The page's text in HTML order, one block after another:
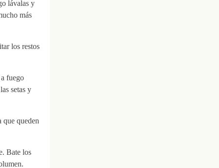
lávalas y
más
los restos
fuego
setas y
que queden
Bate los